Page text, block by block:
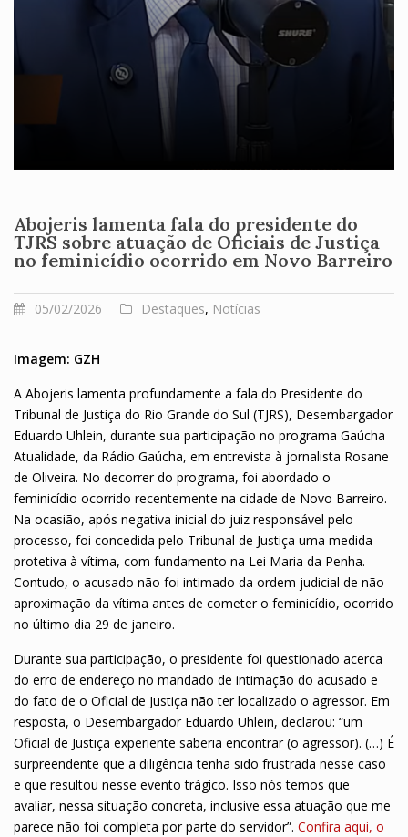
Abojeris lamenta fala do presidente do
TJRS sobre atuação de Oficiais de Justiça
no feminicídio ocorrido em Novo Barreiro
05/02/2026 Destaques, Notícias
Imagem: GZH
A Abojeris lamenta profundamente a fala do Presidente do
Tribunal de Justiça do Rio Grande do Sul (TJRS), Desembargador
Eduardo Uhlein, durante sua participação no programa Gaúcha
Atualidade, da Rádio Gaúcha, em entrevista à jornalista Rosane
de Oliveira. No decorrer do programa, foi abordado o
feminicídio ocorrido recentemente na cidade de Novo Barreiro.
Na ocasião, após negativa inicial do juiz responsável pelo
processo, foi concedida pelo Tribunal de Justiça uma medida
protetiva à vítima, com fundamento na Lei Maria da Penha.
Contudo, o acusado não foi intimado da ordem judicial de não
aproximação da vítima antes de cometer o feminicídio, ocorrido
no último dia 29 de janeiro.
Durante sua participação, o presidente foi questionado acerca
do erro de endereço no mandado de intimação do acusado e
do fato de o Oficial de Justiça não ter localizado o agressor. Em
resposta, o Desembargador Eduardo Uhlein, declarou: “um
Oficial de Justiça experiente saberia encontrar (o agressor). (…) É
surpreendente que a diligência tenha sido frustrada nesse caso
e que resultou nesse evento trágico. Isso nós temos que
avaliar, nessa situação concreta, inclusive essa atuação que me
parece não foi completa por parte do servidor”. Confira aqui, o